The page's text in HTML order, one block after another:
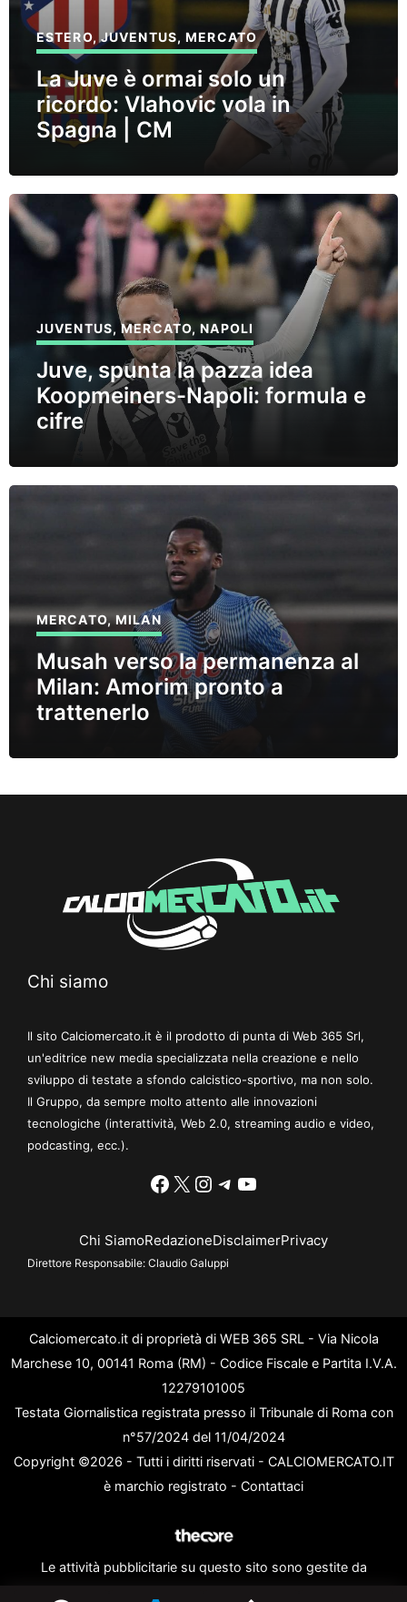
ESTERO, JUVENTUS,MERCATO
La Juve è ormai solo un
ricordo: Vlahovic vola in
Spagna | CM
JUVENTUS,MERCATO,NAPOLI
Juve, spunta la pazza idea
Koopmeiners-Napoli: formula e
cifre
MERCATO,MILAN
Musah verso la permanenza al
Milan: Amorim pronto a
trattenerlo
Chi siamo
Il sito Calciomercato.it è il prodotto di punta di Web 365 Srl,
un'editrice new media specializzata nella creazione e nello
sviluppo di testate a sfondo calcistico-sportivo, ma non solo.
Il Gruppo, da sempre molto attento alle innovazioni
tecnologiche (interattività, Web 2.0, streaming audio e video,
podcasting, ecc.).
Facebook
X Instagram
Telegram
YouTube
Chi SiamoRedazioneDisclaimerPrivacy
Direttore Responsabile: Claudio Galuppi
Calciomercato.it di proprietà di WEB 365 SRL - Via Nicola
Marchese 10, 00141 Roma (RM) - Codice Fiscale e Partita I.V.A.
12279101005
Testata Giornalistica registrata presso il Tribunale di Roma con
n°57/2024 del 11/04/2024
Copyright ©2026 - Tutti i diritti riservati - CALCIOMERCATO.IT
è marchio registrato - Contattaci
Le attività pubblicitarie su questo sito sono gestite da